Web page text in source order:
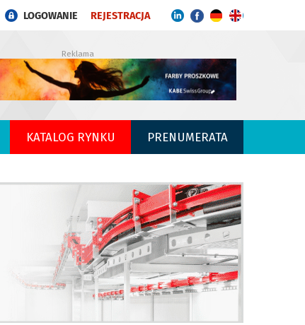
LOGOWANIE REJESTRACJA
Reklama
KATALOG RYNKU PRENUMERATA